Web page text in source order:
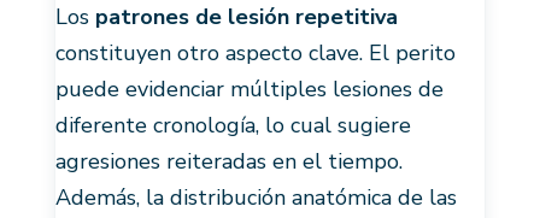
Los patrones de lesión repetitiva
constituyen otro aspecto clave. El perito
puede evidenciar múltiples lesiones de
diferente cronología, lo cual sugiere
agresiones reiteradas en el tiempo.
Además, la distribución anatómica de las